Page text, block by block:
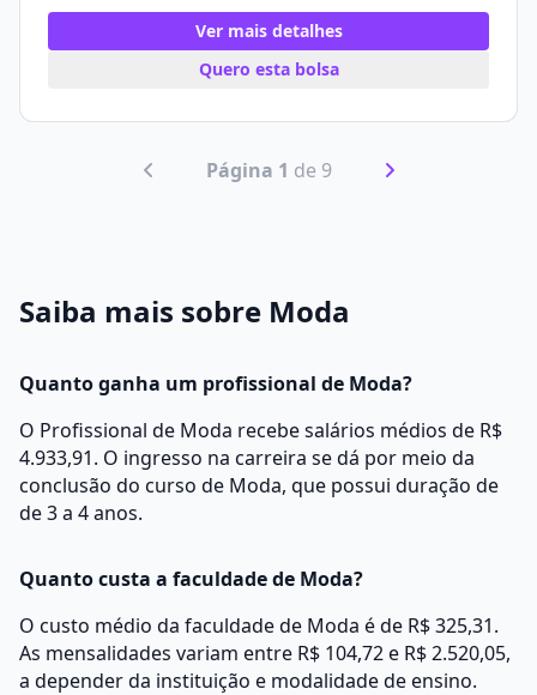
Ver mais detalhes
Quero esta bolsa
Página 1 de 9
Saiba mais sobre Moda
Quanto ganha um profissional de Moda?
O Profissional de Moda recebe salários médios de R$
4.933,91. O ingresso na carreira se dá por meio da
conclusão do curso de Moda, que possui duração de
de 3 a 4 anos.
Quanto custa a faculdade de Moda?
O custo médio da faculdade de Moda é de R$ 325,31.
As mensalidades variam entre R$ 104,72 e R$ 2.520,05,
a depender da instituição e modalidade de ensino.